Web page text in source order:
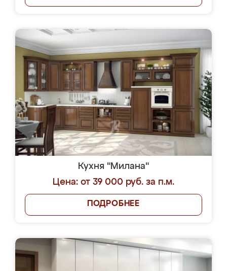
Кухня "Милана"
Цена: от 39 000 руб. за п.м.
ПОДРОБНЕЕ